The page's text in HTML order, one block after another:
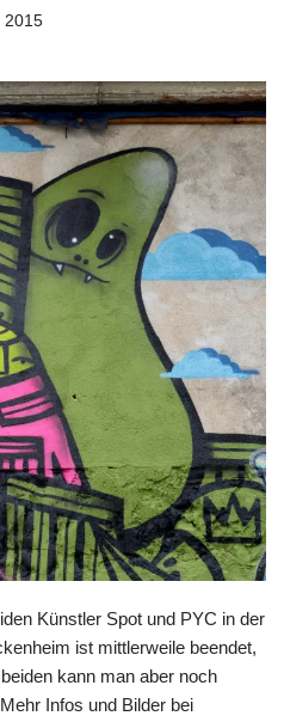
2015
Künstler Spot und PYC in der
ist mittlerweile beendet,
kann man aber noch
Infos und Bilder bei